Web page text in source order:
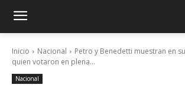
Inicio Nacional
Petro y Benedetti muestran en
quien votaron en plena...
Nacional